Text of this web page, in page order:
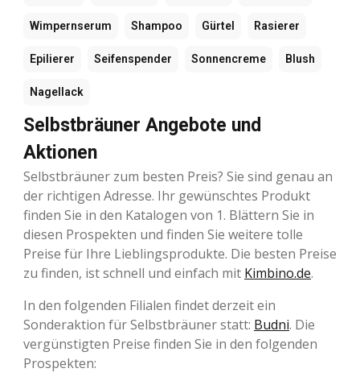
Wimpernserum Shampoo Gürtel Rasierer
Epilierer Seifenspender Sonnencreme Blush
Nagellack
Selbstbräuner Angebote und
Aktionen
Selbstbräuner zum besten Preis? Sie sind genau an
der richtigen Adresse. Ihr gewünschtes Produkt
finden Sie in den Katalogen von 1. Blättern Sie in
diesen Prospekten und finden Sie weitere tolle
Preise für Ihre Lieblingsprodukte. Die besten Preise
zu finden, ist schnell und einfach mit Kimbino.de.
In den folgenden Filialen findet derzeit ein
Sonderaktion für Selbstbräuner statt: Budni. Die
vergünstigten Preise finden Sie in den folgenden
Prospekten: